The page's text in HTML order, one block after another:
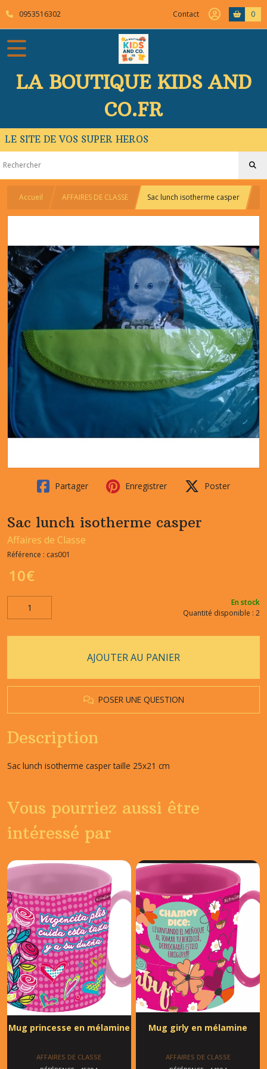
0953516302 Contact 0
LA BOUTIQUE KIDS AND
CO.FR
LE SITE DE VOS SUPER HEROS
Accueil AFFAIRES DE CLASSE Sac lunch isotherme casper
Partager Enregistrer Poster
Sac lunch isotherme casper
Affaires de Classe
Référence : cas001
10€
En stock
Quantité disponible : 2
AJOUTER AU PANIER
POSER UNE QUESTION
Description
Sac lunch isotherme casper taille 25x21 cm
Vous pourriez aussi être
intéressé par
Mug princesse en mélamine
AFFAIRES DE CLASSE
Mug girly en mélamine
AFFAIRES DE CLASSE